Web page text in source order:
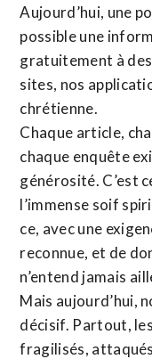
Aujourd’hui, une
possible une
gratuitement à
sites, nos
chrétienne.
Chaque article,
chaque enquête
générosité. C’est
l’immense soif
ce, avec une
reconnue, et de
n’entend jamais
Mais aujourd’hui,
décisif. Partout,
fragilisés,